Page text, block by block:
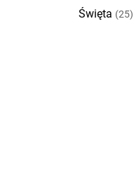
Święta (25)